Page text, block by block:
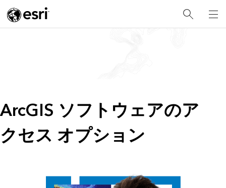
ArcGIS ソフトウェアのア
クセス オプション